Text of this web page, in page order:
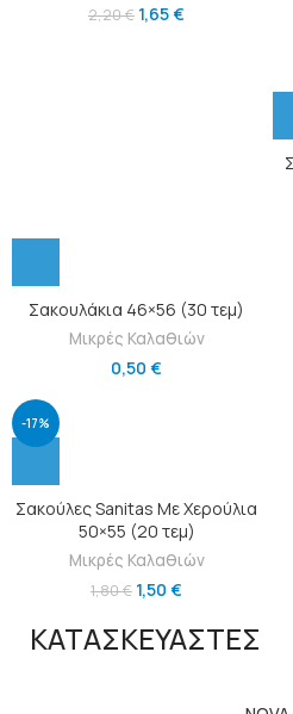
2,20€ 1,65€
Σακουλάκια 46×56 (30 τεμ)
Μικρές Καλαθιών
0,50 €
-17%
Σακούλες Sanitas Με Χερούλια
50×55 (20 τεμ)
Μικρές Καλαθιών
1,80€ 1,50 €
ΚΑΤΑΣΚΕΥΑΣΤΕΣ